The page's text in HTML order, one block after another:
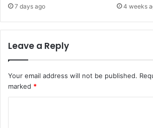
7 days ago 4 weeks
Leave a Reply
Your email address will not be published.
marked *